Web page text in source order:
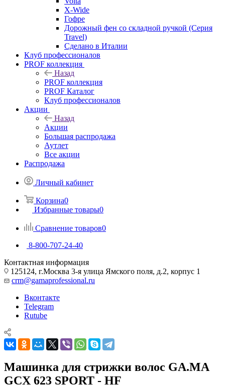
X-Wide
Гофре
Дорожный фен со складной ручкой (Серия
Travel)
Сделано в Италии
Клуб профессионалов
PROF коллекция
Назад
PROF коллекция
PROF Каталог
Клуб профессионалов
Акции
Назад
Акции
Большая распродажа
Аутлет
Все акции
Распродажа
Личный кабинет
Корзина0
Избранные товары0
Сравнение товаров0
8-800-707-24-40
Контактная информация
125124, г.Москва 3-я улица Ямского поля, д.2, корпус 1
crm@gamaprofessional.ru
Вконтакте
Telegram
Rutube
Машинка для стрижки волос GA.MA
GCX 623 SPORT - HF